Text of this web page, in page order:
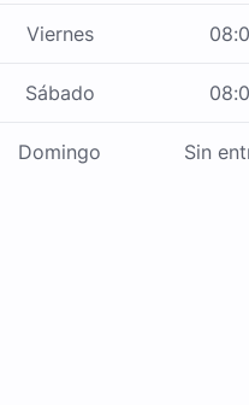
Viernes
Sábado
Domingo Sin